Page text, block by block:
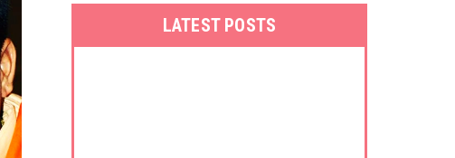
LATEST POSTS